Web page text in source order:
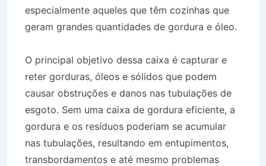
especialmente aqueles que têm cozinhas que
geram grandes quantidades de gordura e óleo.
O principal objetivo dessa caixa é capturar e
reter gorduras, óleos e sólidos que podem
causar obstruções e danos nas tubulações de
esgoto. Sem uma caixa de gordura eficiente, a
gordura e os resíduos poderiam se acumular
nas tubulações, resultando em entupimentos,
transbordamentos e até mesmo problemas